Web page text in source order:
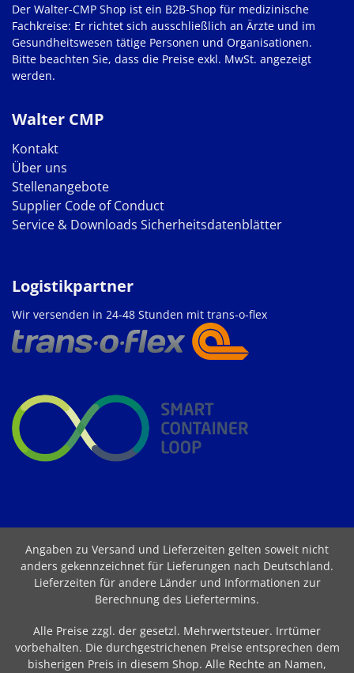
Walter CMP
Kontakt
Über uns
Stellenangebote
Supplier Code of Conduct
Service & Downloads Sicherheitsdatenblätter
Der Walter-CMP Shop ist ein B2B-Shop für medizinische
Fachkreise: Er richtet sich ausschließlich an Ärzte und im
Gesundheitswesen tätige Personen und Organisationen.
Bitte beachten Sie, dass die Preise exkl. MwSt. angezeigt
werden.
Logistikpartner
Wir versenden in 24-48 Stunden mit trans-o-flex
Angaben zu Versand und Lieferzeiten gelten soweit nicht
anders gekennzeichnet für Lieferungen nach Deutschland.
Lieferzeiten für andere Länder und Informationen zur
Berechnung des Liefertermins.
Alle Preise zzgl. der gesetzl. Mehrwertsteuer. Irrtümer
vorbehalten. Die durchgestrichenen Preise entsprechen dem
bisherigen Preis in diesem Shop. Alle Rechte an Namen,